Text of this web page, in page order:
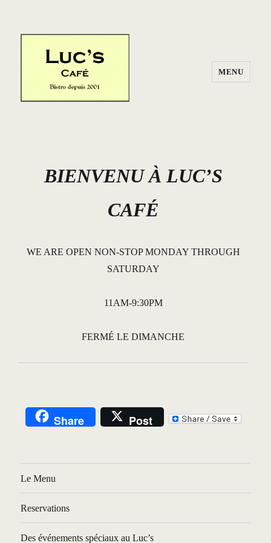
MENU
BIENVENU À LUC’S
CAFÉ
WE ARE OPEN NON-STOP MONDAY THROUGH
SATURDAY
11AM-9:30PM
FERMÉ LE DIMANCHE
Share Post
Le Menu
Reservations
Des événements spéciaux au Luc’s